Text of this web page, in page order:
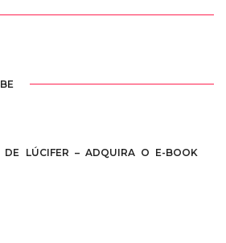
LÚCIFER – ADQUIRA O E-BOOK